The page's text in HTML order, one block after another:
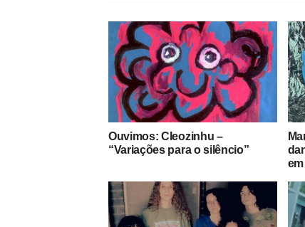
Ouvimos: Cleozinhu –
“Variações para o silêncio”